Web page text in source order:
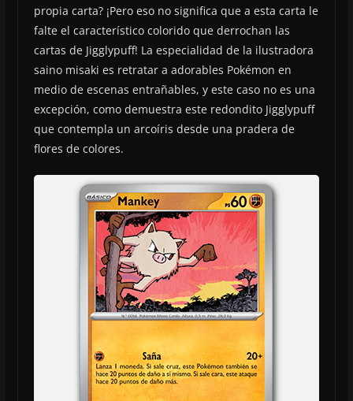
propia carta? ¡Pero eso no significa que a esta carta le
falte el característico colorido que derrochan las
cartas de Jigglypuff! La especialidad de la ilustradora
saino misaki es retratar a adorables Pokémon en
medio de escenas entrañables, y este caso no es una
excepción, como demuestra este redondito Jigglypuff
que contempla un arcoíris desde una pradera de
flores de colores.